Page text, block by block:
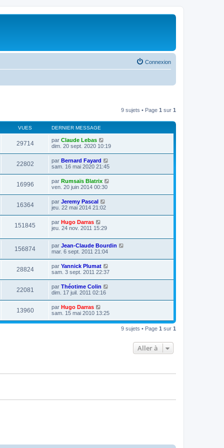
Connexion
9 sujets • Page 1 sur 1
VUES DERNIER MESSAGE
29714 par Claude Lebas
dim. 20 sept. 2020 10:19
22802 par Bernard Fayard
sam. 16 mai 2020 21:45
16996 par Rumsaïs Blatrix
ven. 20 juin 2014 00:30
16364 par Jeremy Pascal
jeu. 22 mai 2014 21:02
151845 par Hugo Darras
jeu. 24 nov. 2011 15:29
156874 par Jean-Claude Bourdin
mar. 6 sept. 2011 21:04
28824 par Yannick Plumat
sam. 3 sept. 2011 22:37
22081 par Théotime Colin
dim. 17 juil. 2011 02:16
13960 par Hugo Darras
sam. 15 mai 2010 13:25
9 sujets • Page 1 sur 1
Aller à